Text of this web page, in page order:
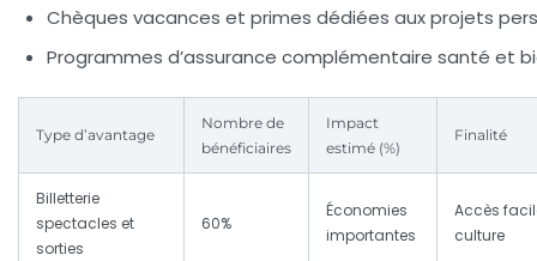
Chèques vacances et primes dédiées aux projets
Programmes d’assurance complémentaire santé et
Type d’avantage
Nombre de
bénéficiaires
Impact
estimé (%)
Finalité
Billetterie
spectacles et
sorties
60%
Économies
importantes
Accès
culture